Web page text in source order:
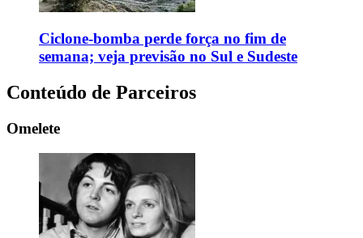
Ciclone-bomba perde força no fim de
semana; veja previsão no Sul e Sudeste
Conteúdo de Parceiros
Omelete